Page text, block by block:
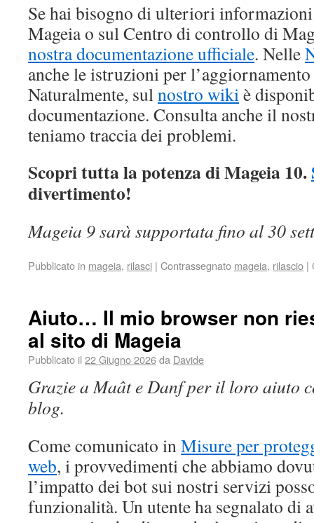
Se hai bisogno di ulteriori
Mageia o sul Centro di controllo di
nostra documentazione ufficiale. Nelle
anche le istruzioni per
Naturalmente, sulnostro wikiè
documentazione. Consulta anche il
teniamo traccia dei problemi.
Scopri tutta la potenza di Mageia 10.
divertimento!
Mageia 9 sarà supportata fino al 30
Pubblicato in mageia, rilasci | Contrassegnato mageia, rilascio |
Aiuto… Il mio browser non
al sito di Mageia
Pubblicato il 22 Giugno 2026da Davide
Grazie a Maât e Danf per il loro aiuto
blog.
Come comunicato inMisure per
web, i provvedimenti che abbiamo
l’impatto dei bot sui nostri servizi
funzionalità. Un utente ha segnalato di